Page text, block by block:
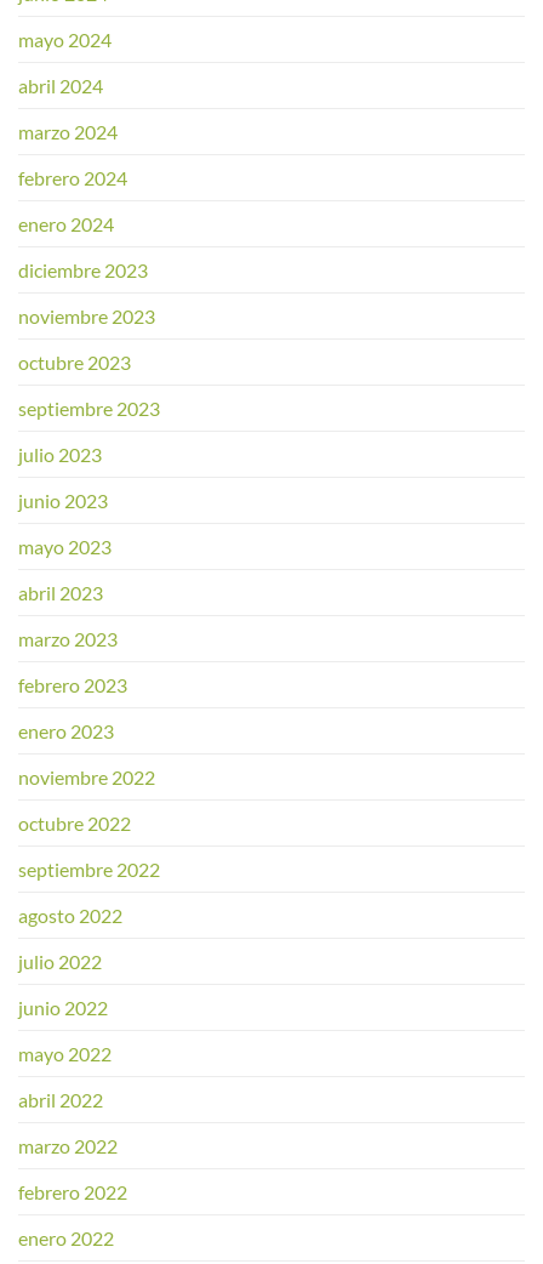
mayo 2024
abril 2024
marzo 2024
febrero 2024
enero 2024
diciembre 2023
noviembre 2023
octubre 2023
septiembre 2023
julio 2023
junio 2023
mayo 2023
abril 2023
marzo 2023
febrero 2023
enero 2023
noviembre 2022
octubre 2022
septiembre 2022
agosto 2022
julio 2022
junio 2022
mayo 2022
abril 2022
marzo 2022
febrero 2022
enero 2022